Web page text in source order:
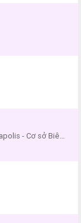
Trường TH, THCS, THPT Quốc Tế Bắc Mỹ Marianapolis - Cơ sở Biên Hòa